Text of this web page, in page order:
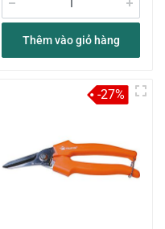
Thêm vào giỏ hàng
-27%